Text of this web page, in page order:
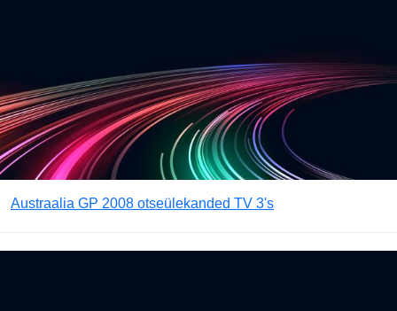
Austraalia GP 2008 otseülekanded TV 3's